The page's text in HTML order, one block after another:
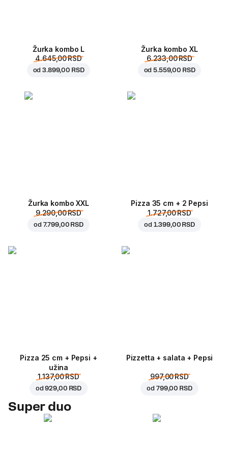
Žurka kombo L
4.645,00 RSD
od3.899,00 RSD
Žurka kombo XL
6.233,00 RSD
od5.559,00 RSD
Žurka kombo XXL
9.290,00 RSD
od 7.799,00 RSD
Pizza 35 cm + 2 Pepsi
1.727,00 RSD
od 1.399,00 RSD
Pizza 25 cm + Pepsi +
užina
1.137,00 RSD
od929,00 RSD
Pizzetta + salata + Pepsi
997,00 RSD
od 799,00 RSD
Super duo